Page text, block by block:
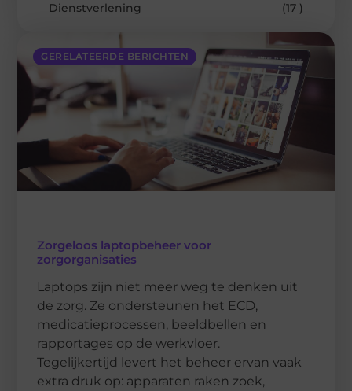
GERELATEERDE BERICHTEN
Zorgeloos laptopbeheer voor
zorgorganisaties
Laptops zijn niet meer weg te denken uit
de zorg. Ze ondersteunen het ECD,
medicatieprocessen, beeldbellen en
rapportages op de werkvloer.
Tegelijkertijd levert het beheer ervan vaak
extra druk op: apparaten raken zoek,
Dienstverlening
(17 )